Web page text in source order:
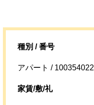
種別 / 番号
アパート / 100354022
家賃/敷/礼